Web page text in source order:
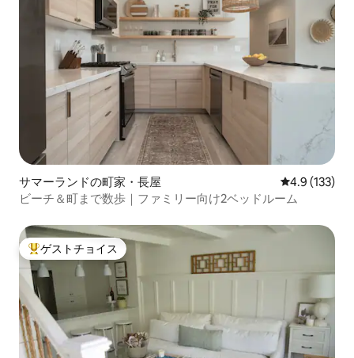
サマーランドの町家・長屋 レビュー133
4.9 (133)
ビーチ＆町まで数歩｜ファミリー向け2ベッドルーム
大好評のゲストチョイスです。
ゲストチョイス